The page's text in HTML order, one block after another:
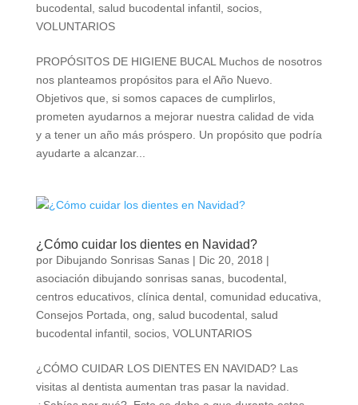
bucodental, salud bucodental infantil, socios,
VOLUNTARIOS
PROPÓSITOS DE HIGIENE BUCAL Muchos de nosotros
nos planteamos propósitos para el Año Nuevo.
Objetivos que, si somos capaces de cumplirlos,
prometen ayudarnos a mejorar nuestra calidad de vida
y a tener un año más próspero. Un propósito que podría
ayudarte a alcanzar...
¿Cómo cuidar los dientes en Navidad?
por Dibujando Sonrisas Sanas| Dic 20, 2018 |
asociación dibujando sonrisas sanas, bucodental,
centros educativos, clínica dental, comunidad educativa
Consejos Portada ong salud bucodental, salud
bucodental infantil, socios, VOLUNTARIOS
¿CÓMO CUIDAR LOS DIENTES EN NAVIDAD? Las
visitas al dentista aumentan tras pasar la navidad.